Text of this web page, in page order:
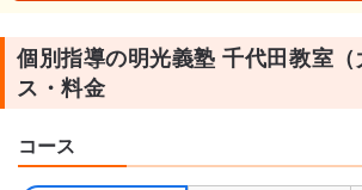
個別指導の明光義塾 千代田教室
ス・料金
コース